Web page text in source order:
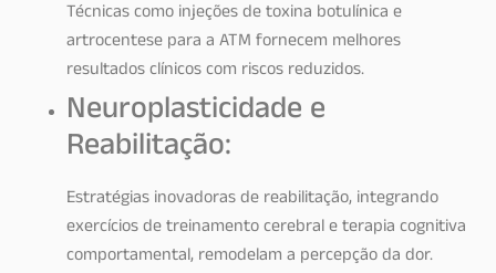
Técnicas como injeções de toxina botulínica e
artrocentese para a ATM fornecem melhores
resultados clínicos com riscos reduzidos.
Neuroplasticidade e
Reabilitação:
Estratégias inovadoras de reabilitação, integrando
exercícios de treinamento cerebral e terapia cognitiva
comportamental, remodelam a percepção da dor.